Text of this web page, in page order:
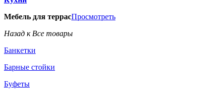
Мебель для террасПросмотреть
Назад к Все товары
Банкетки
Барные стойки
Буфеты